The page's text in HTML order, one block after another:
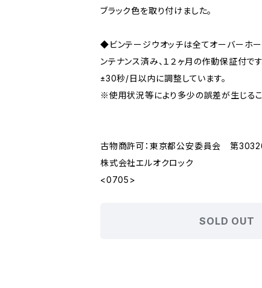
ブラック色を取り付けました。
◆ビンテージウオッチは全てオーバーホ
ンテナンス済み、１２ヶ月の作動保証付で
±30秒/日以内に調整しています。
※使用状況等により多少の誤差が生じるこ
古物商許可：東京都公安委員会 第
株式会社エルオクロック
<0705>
SOLD OUT